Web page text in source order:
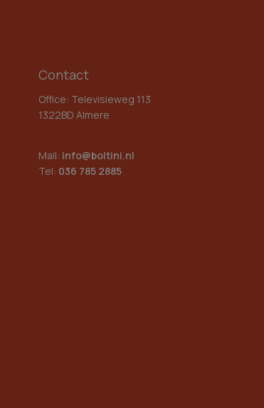
Contact
Office: Televisieweg 113
1322BD Almere
Mail: info@boltini.nl
Tel: 036 785 2885